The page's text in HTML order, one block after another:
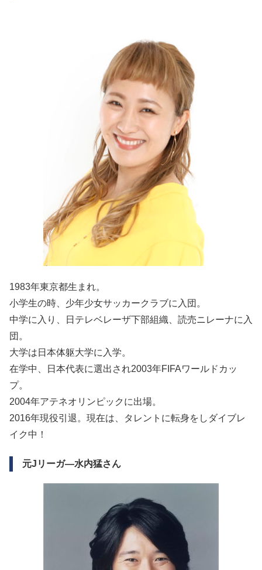
1983年東京都生まれ。
小学生の時、少年少女サッカークラブに入団。
中学に入り、日テレベレーザ下部組織、読売ニレーナに入
団。
大学は日本体躯大学に入学。
在学中、日本代表に選出され2003年FIFAワールドカッ
プ。
2004年アテネオリンピックに出場。
2016年現役引退。現在は、タレントに転身をしダイブレ
イク中！
元Jリーガ―水内猛さん